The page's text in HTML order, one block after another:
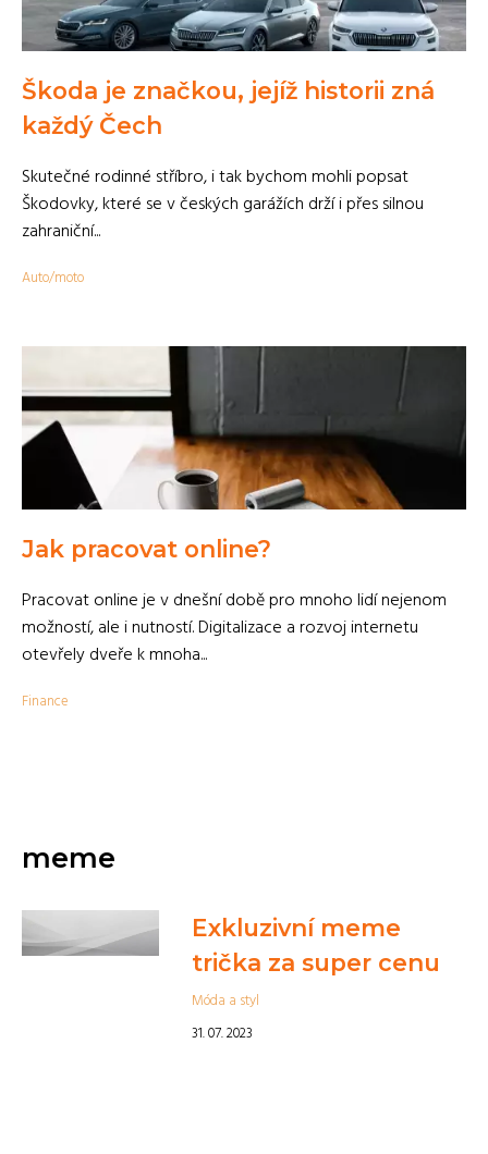
Škoda je značkou, jejíž historii zná
každý Čech
Skutečné rodinné stříbro, i tak bychom mohli popsat
Škodovky, které se v českých garážích drží i přes silnou
zahraniční...
Auto/moto
Jak pracovat online?
Pracovat online je v dnešní době pro mnoho lidí nejenom
možností, ale i nutností. Digitalizace a rozvoj internetu
otevřely dveře k mnoha...
Finance
meme
Exkluzivní meme
trička za super cenu
Móda a styl
31. 07. 2023